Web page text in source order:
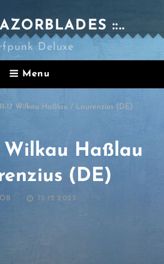
::..
Deluxe
Menu
17 Wilkau Haßlau / Laurenzius (DE)
Wilkau Haßlau
(DE)
POSTED
15.12.2023